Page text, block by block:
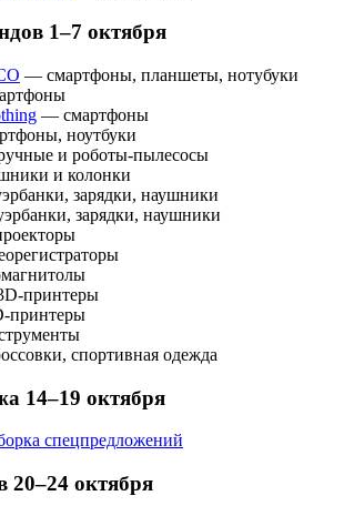
1–7 октября
— смартфоны, планшеты, нотубуки
— смартфоны
ноутбуки
и роботы-пылесосы
и колонки
зарядки, наушники
зарядки, наушники
принтеры
принтеры
спортивная одежда
14–19 октября
спецпредложений
20–24 октября